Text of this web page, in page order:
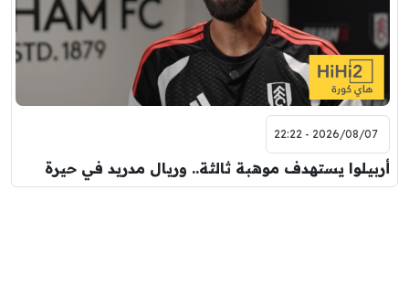
2026/08/07 - 22:22
أربيلوا يستهدف موهبة ثالثة.. وريال مدريد في حيرة